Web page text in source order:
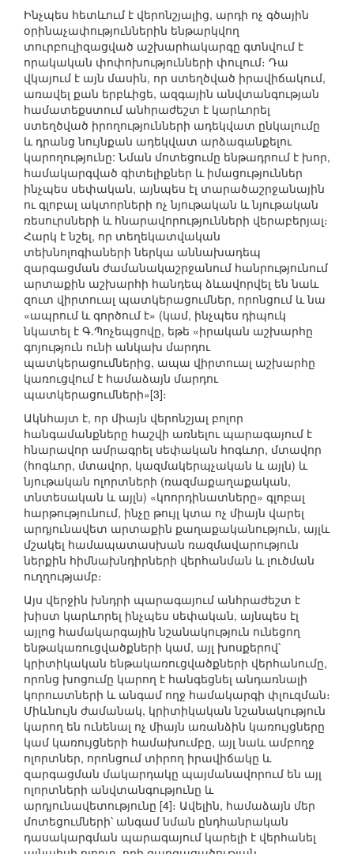
Ինչպես հետևում է վերոնշյալից, արդի ոչ գծային
օրինաչափություններին ենթարկվող
տուրբուլիզացված աշխարհակարգը գտնվում է
որակական փոփոխությունների փուլում։ Դա
վկայում է այն մասին, որ ստեղծված իրավիճակում,
առավել քան երբևիցե, ազգային անվտանգության
համատեքստում անհրաժեշտ է կարևորել
ստեղծված իրողությունների ադեկվատ ընկալումը
և դրանց նույնքան ադեկվատ արձագանքելու
կարողությունը: Նման մոտեցումը ենթադրում է խոր,
համակարգված գիտելիքներ և իմացություններ
ինչպես սեփական, այնպես էլ տարածաշրջանային
ու գլոբալ ակտորների ոչ նյութական և նյութական
ռեսուրսների և հնարավորությունների վերաբերյալ։
Հարկ է նշել, որ տեղեկատվական
տեխնոլոգիաների ներկա աննախադեպ
զարգացման ժամանակաշրջանում հանրությունում
արտաքին աշխարհի հանդեպ ձևավորվել են նաև
զուտ վիրտուալ պատկերացումներ, որոնցում և նա
«ապրում և գործում է» (կամ, ինչպես դիպուկ
նկատել է Գ.Պոչեպցովը, եթե «իրական աշխարհը
գոյություն ունի անկախ մարդու
պատկերացումներից, ապա վիրտուալ աշխարհը
կառուցվում է համաձայն մարդու
պատկերացումների»[3]։
Ակնհայտ է, որ միայն վերոնշյալ բոլոր
հանգամանքները հաշվի առնելու պարագայում է
հնարավոր ամրագրել սեփական հոգևոր, մտավոր
(հոգևոր, մտավոր, կազմակերպչական և այլն) և
նյութական ոլորտների (ռազմաքաղաքական,
տնտեսական և այլն) «կոորդինատները» գլոբալ
հարթությունում, ինչը թույլ կտա ոչ միայն վարել
արդյունավետ արտաքին քաղաքականություն, այլև
մշակել համապատասխան ռազմավարություն
ներքին հիմնախնդիրների վերհանման և լուծման
ուղղությամբ։
Այս վերջին խնդրի պարագայում անհրաժեշտ է
խիստ կարևորել ինչպես սեփական, այնպես էլ
այլոց համակարգային նշանակություն ունեցող
ենթակառուցվածքների կամ, այլ խոսքերով՝
կրիտիկական ենթակառուցվածքների վերհանումը,
որոնց խոցումը կարող է հանգեցնել անդառնալի
կորուստների և անգամ ողջ համակարգի փլուզման։
Միևնույն ժամանակ, կրիտիկական նշանակություն
կարող են ունենալ ոչ միայն առանձին կառույցները
կամ կառույցների համախումբը, այլ նաև ամբողջ
ոլորտներ, որոնցում տիրող իրավիճակը և
զարգացման մակարդակը պայմանավորում են այլ
ոլորտների անվտանգությունը և
արդյունավետությունը [4]։ Ավելին, համաձայն մեր
մոտեցումների՝ անգամ նման ընդհանրական
դասակարգման պարագայում կարելի է վերհանել